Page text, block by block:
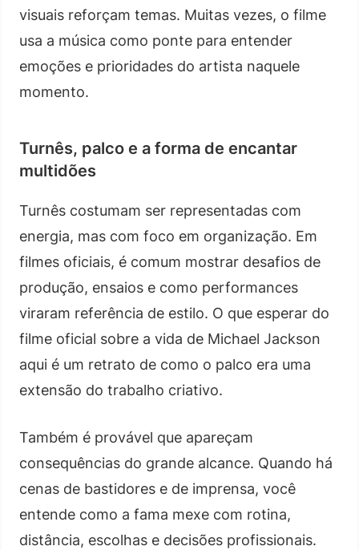
visuais reforçam temas. Muitas vezes, o filme
usa a música como ponte para entender
emoções e prioridades do artista naquele
momento.
Turnês, palco e a forma de encantar
multidões
Turnês costumam ser representadas com
energia, mas com foco em organização. Em
filmes oficiais, é comum mostrar desafios de
produção, ensaios e como performances
viraram referência de estilo. O que esperar do
filme oficial sobre a vida de Michael Jackson
aqui é um retrato de como o palco era uma
extensão do trabalho criativo.
Também é provável que apareçam
consequências do grande alcance. Quando há
cenas de bastidores e de imprensa, você
entende como a fama mexe com rotina,
distância, escolhas e decisões profissionais.